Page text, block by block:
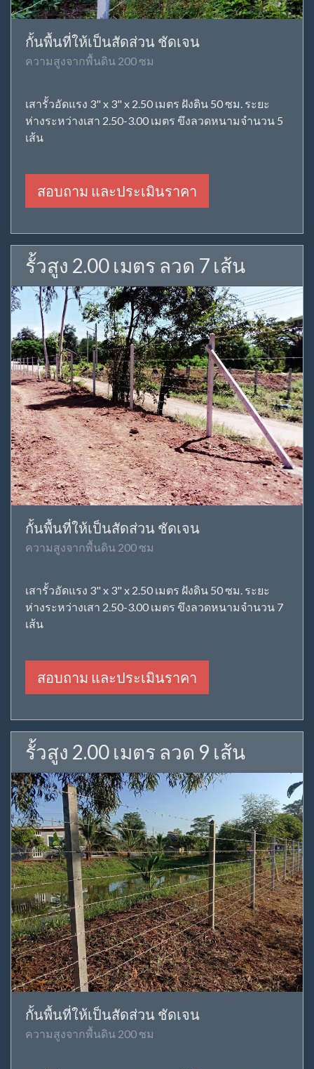
กั้นพื้นที่ให้เป็นสัดส่วน ชัดเจน
ความสูงจากพื้นดิน 200 ซม
เสารั้วอัดแรง 3" x 3" x 2.50 เมตร ฝังดิน 50 ซม. ระยะ
ห่างระหว่างเสา 2.50-3.00 เมตร ขึงลวดหนามจำนวน 5
เส้น
สอบถาม และประเมินราคา
รั้วสูง 2.00 เมตร ลวด 7 เส้น
กั้นพื้นที่ให้เป็นสัดส่วน ชัดเจน
ความสูงจากพื้นดิน 200 ซม
เสารั้วอัดแรง 3" x 3" x 2.50 เมตร ฝังดิน 50 ซม. ระยะ
ห่างระหว่างเสา 2.50-3.00 เมตร ขึงลวดหนามจำนวน 7
เส้น
สอบถาม และประเมินราคา
รั้วสูง 2.00 เมตร ลวด 9 เส้น
กั้นพื้นที่ให้เป็นสัดส่วน ชัดเจน
ความสูงจากพื้นดิน 200 ซม